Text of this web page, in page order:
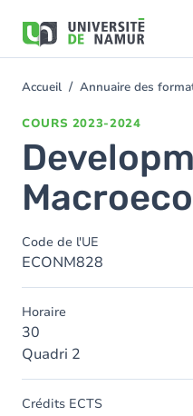
contenu
You
Accueil Annuaire des
COURS 2023-2024
Code de l'UE
ECONM828
Horaire
30
Quadri 2
Crédits ECTS